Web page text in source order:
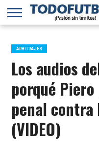
PRIMERA
B
SELECCIÓN
CHILENA
CHILENOS
EN EL
MUNDO
FÚTBOL
INTERNACIONAL
ARBITRAJES
Los audios
porqué Piero
penal contra
(VIDEO)